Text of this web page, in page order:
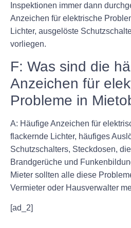
Inspektionen immer dann
Anzeichen für elektrische
Lichter, ausgelöste
vorliegen.
F: Was sind die
Anzeichen für
Probleme in
A: Häufige Anzeichen für
flackernde Lichter, häufiges
Schutzschalters, Steckdosen,
Brandgerüche und
Mieter sollten alle diese
Vermieter oder Hausverwalter
[ad_2]